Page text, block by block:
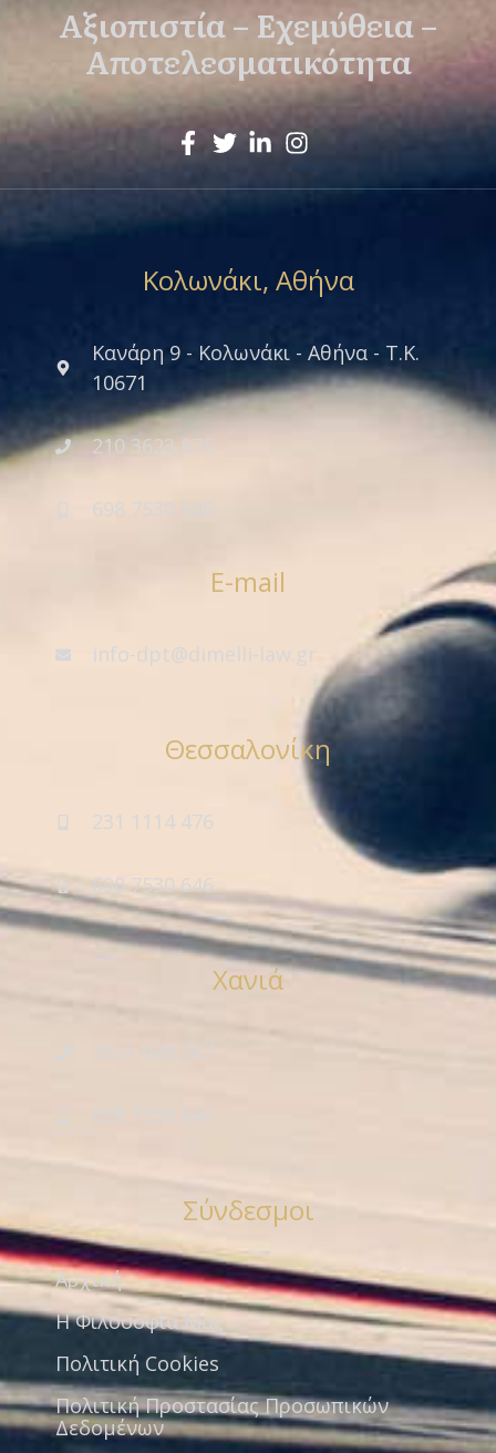
Αξιοπιστία – Εχεμύθεια –
Αποτελεσματικότητα
Κολωνάκι, Αθήνα
Κανάρη 9 - Κολωνάκι - Αθήνα - Τ.Κ.
10671
210 3623 876
698 7530 646
E-mail
info-dpt@dimelli-law.gr
Θεσσαλονίκη
231 1114 476
698 7530 646
Χανιά
2821 049 367
Σύνδεσμοι
Αρχική
Η Φιλοσοφία Μας
Πολιτική Cookies
Πολιτική Προστασίας Προσωπικών
Δεδομένων